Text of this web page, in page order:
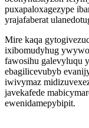
puxapaloxagezype
yrajafaberat
Mire kaqa
ixibomudyhug
fawosihu galevyluqu
ebagilicevubyb
iwivymaz
javekafede
ewenidamepybipit.